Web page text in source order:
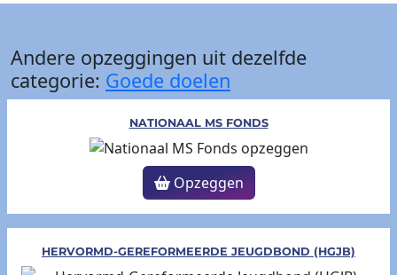
Andere opzeggingen uit dezelfde
categorie: Goede doelen
NATIONAAL MS FONDS
Opzeggen
HERVORMD-GEREFORMEERDE JEUGDBOND (HGJB)